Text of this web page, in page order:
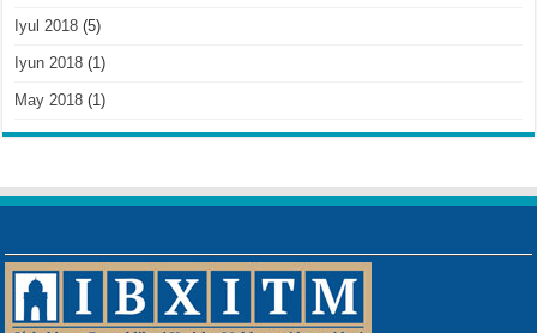
Iyul 2018 (5)
Iyun 2018 (1)
May 2018 (1)